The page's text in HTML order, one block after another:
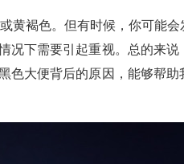
黄褐色。但有时候，你可能
下需要引起重视。总的来
大便背后的原因，能够帮